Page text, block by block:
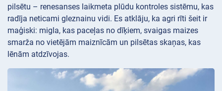
pilsētu – renesanses laikmeta plūdu kontroles sistēmu, kas
radīja neticami gleznainu vidi. Es atklāju, ka agri rīti šeit ir
maģiski: migla, kas paceļas no dīķiem, svaigas maizes
smarža no vietējām maiznīcām un pilsētas skaņas, kas
lēnām atdzīvojas.